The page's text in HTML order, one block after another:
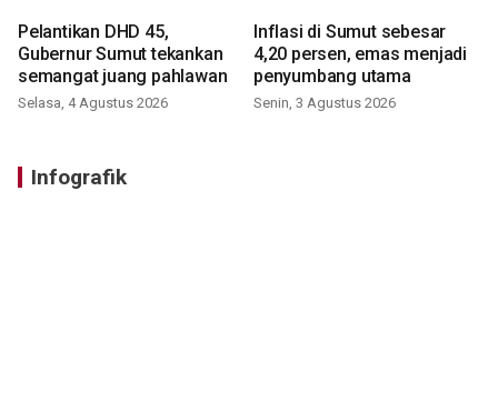
Pelantikan DHD 45,
Gubernur Sumut tekankan
semangat juang pahlawan
Selasa, 4 Agustus 2026
Inflasi di Sumut sebesar
4,20 persen, emas menjadi
penyumbang utama
Senin, 3 Agustus 2026
Infografik